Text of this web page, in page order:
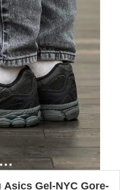
Asics Gel-NYC Gore-